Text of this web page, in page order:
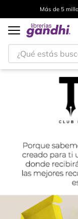
¿Qué estás